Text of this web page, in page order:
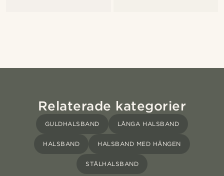
Relaterade kategorier
GULDHALSBAND LÅNGA HALSBAND
HALSBAND HALSBAND MED HÄNGEN
STÅLHALSBAND